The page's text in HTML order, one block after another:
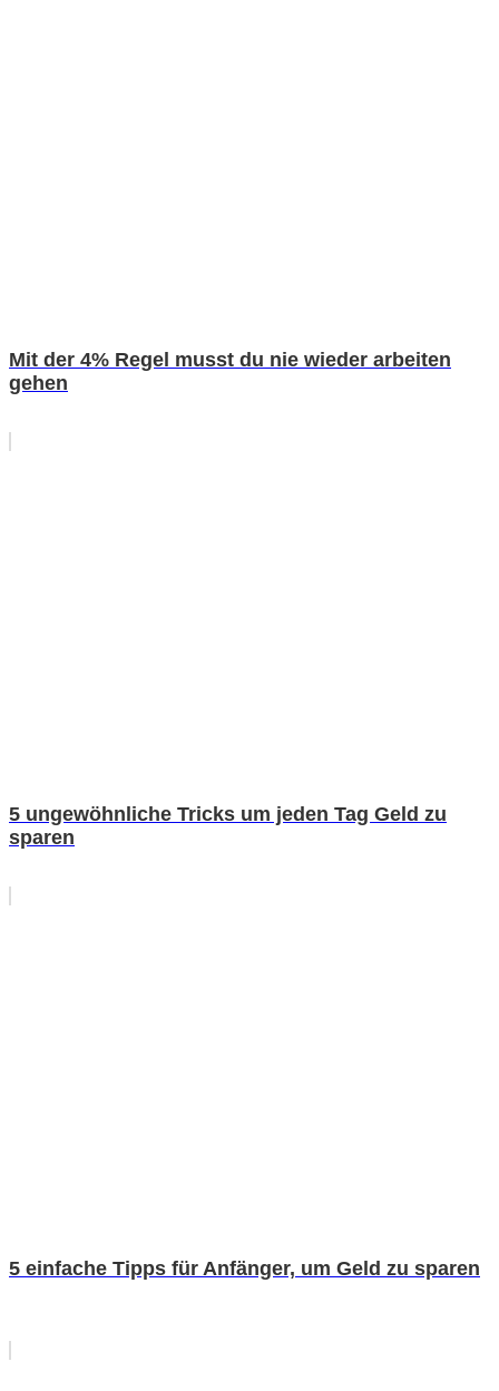
Mit der 4% Regel musst du nie wieder arbeiten
gehen
5 ungewöhnliche Tricks um jeden Tag Geld zu
sparen
5 einfache Tipps für Anfänger, um Geld zu sparen